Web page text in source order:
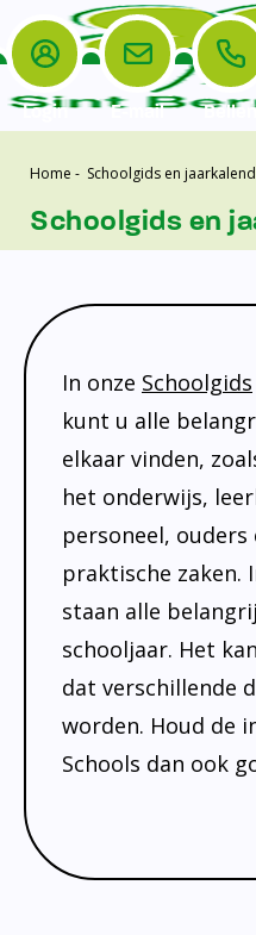
Home
De School
De School
Missie en visie
Veiligheidsplan
Onderwijs
Leerlingenraad
Leerlingenzorg
Leerlingenzorg
Kanjertraining
Doorstroomtoets
Centrum Jeugd
Schoollogopedie
Schooltijden
Absentie
Vakanties
Aanmelden
Schoolgids
Gezonde school
Kinderopvang
BSO
Het Team
Ouders
Ouders
Voorschoolse en
Tussenschoolse
Formulieren
Klachtenregeling
Contact
Login E-mail Bellen
Home - Schoolgids en
Schoolgids en
In onze Schoolgids
kunt u alle
elkaar vinden,
het onderwijs,
personeel, ouders
praktische zaken.
staan alle
schooljaar. Het
dat verschillende
worden. Houd de
Schools dan ook